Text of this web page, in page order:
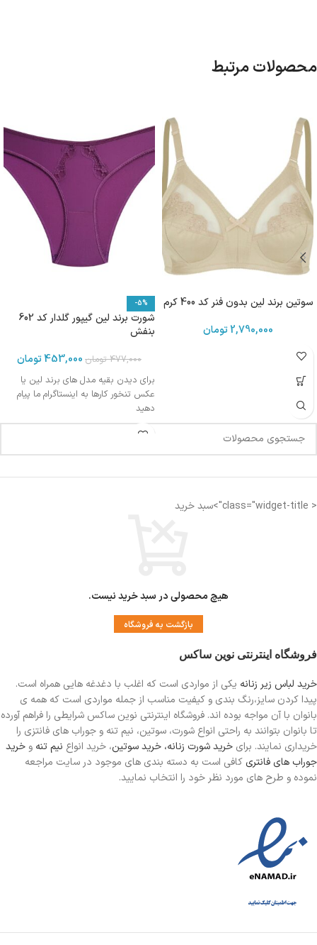
محصولات مرتبط
سوتین برند لین بدون فنر کد 400 کرم
2,790,000 تومان
-5%
شورت برند لین گیپور گلدار کد 602
بنفش
477,000 تومان 453,000تومان
برای دیدن بقیه مدل های برند لین یا
عکس تنخور کارها به اینستاگرام ما پیام
دهید
< class="widget-title">سبد خرید
هیچ محصولی در سبد خرید نیست.
بازگشت به فروشگاه
فروشگاه اینترنتی نوین ساکس
خرید لباس زیر زنانه یکی از مواردی است که اغلب با دغدغه هایی همراه است.
پیدا کردن سایز،رنگ بندی و کیفیت مناسب از جمله مواردی است که همه ی
بانوان با آن مواجه بوده اند. فروشگاه اینترنتی نوین ساکس شرایطی را فراهم آورده
تا بانوان بتوانند به راحتی انواع شورت، سوتین، نیم تنه و جوراب های فانتزی را
خریداری نمایند. برای خرید شورت زنانه، خرید سوتین، خرید انواع نیم تنه و خرید
جوراب های فانتری کافی است به دسته بندی های موجود در سایت مراجعه
نموده و طرح های مورد نظر خود را انتخاب نمایید.